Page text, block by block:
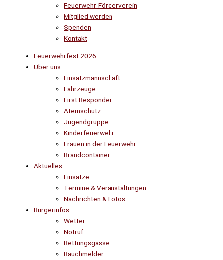
Feuerwehr-Förderverein
Mitglied werden
Spenden
Kontakt
Feuerwehrfest 2026
Über uns
Einsatzmannschaft
Fahrzeuge
First Responder
Atemschutz
Jugendgruppe
Kinderfeuerwehr
Frauen in der Feuerwehr
Brandcontainer
Aktuelles
Einsätze
Termine & Veranstaltungen
Nachrichten & Fotos
Bürgerinfos
Wetter
Notruf
Rettungsgasse
Rauchmelder